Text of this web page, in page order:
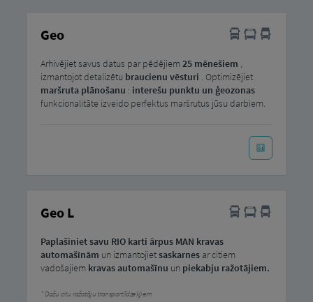
Geo
Arhivējiet savus datus par pēdējiem 25 mēnešiem ,
izmantojot detalizētu braucienu vēsturi . Optimizējiet
maršruta plānošanu : interešu punktu un ģeozonas
funkcionalitāte izveido perfektus maršrutus jūsu darbiem.
Geo L
Paplašiniet savu RIO karti ārpus MAN kravas
automašīnām un izmantojietsaskarnesar citiem
vadošajiem kravas automašīnu un piekabju ražotājiem.
Dažu citu ražotāju transportlīdzekļiem